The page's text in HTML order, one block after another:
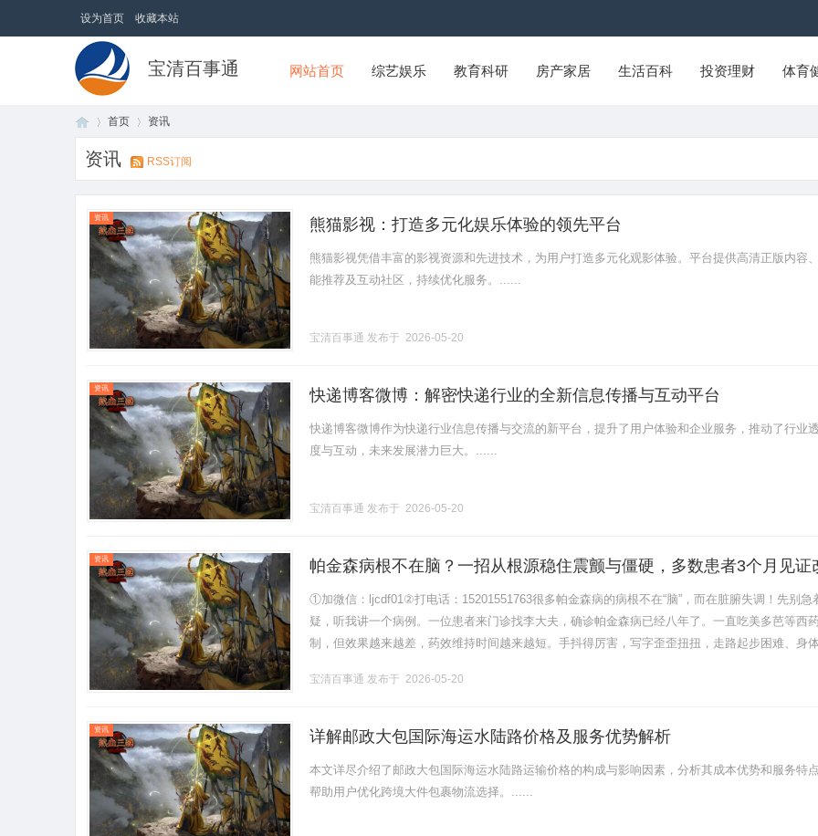
设为首页 收藏本站
宝清百事通 网站首页 综艺娱乐 教育科研 房产家居 生活百科 投资理财 体育
首页 资讯
资讯 RSS订阅
资讯 熊猫影视：打造多元化娱乐体验的领先平台
熊猫影视凭借丰富的影视资源和先进技术，为用户打造多元化观影体验。平台提供高清正版内容
能推荐及互动社区，持续优化服务。......
宝清百事通 发布于 2026-05-20
资讯 快递博客微博：解密快递行业的全新信息传播与互动平台
快递博客微博作为快递行业信息传播与交流的新平台，提升了用户体验和企业服务，推动了行业
度与互动，未来发展潜力巨大。......
宝清百事通 发布于 2026-05-20
资讯
帕金森病根不在脑？一招从根源稳住震颤与僵硬，多数患者3个月见证
变？
①加微信：ljcdf01②打电话：15201551763很多帕金森病的病根不在“脑”，而在脏腑失调！先别急
疑，听我讲一个病例。一位患者来门诊找李大夫，确诊帕金森病已经八年了。一直吃美多芭等西
制，但效果越来越差，药效维持时间越来越短。手抖得厉害，写字歪歪扭扭，走路起步困难、身
宝清百事通 发布于 2026-05-20
资讯 详解邮政大包国际海运水陆路价格及服务优势解析
本文详尽介绍了邮政大包国际海运水陆路运输价格的构成与影响因素，分析其成本优势和服务特点
帮助用户优化跨境大件包裹物流选择。......